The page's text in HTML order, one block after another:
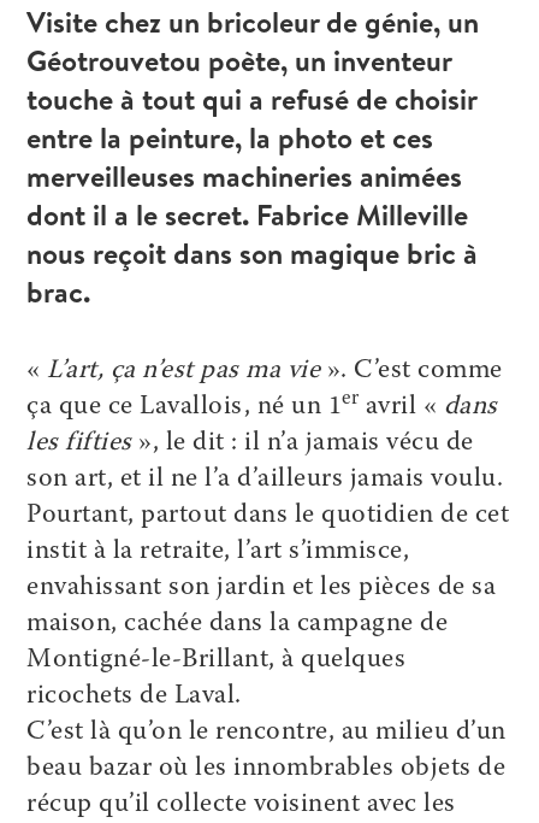
Visite chez un bricoleur de génie, un
Géotrouvetou poète, un inventeur
touche à tout qui a refusé de choisir
entre la peinture, la photo et ces
merveilleuses machineries animées
dont il a le secret. Fabrice Milleville
nous reçoit dans son magique bric à
brac.
« L’art, ça n’est pas ma vie». C’est comme
ça que ce Lavallois, né un 1er avril « dans
les fifties», le dit : il n’a jamais vécu de
son art, et il ne l’a d’ailleurs jamais voulu.
Pourtant, partout dans le quotidien de cet
instit à la retraite, l’art s’immisce,
envahissant son jardin et les pièces de sa
maison, cachée dans la campagne de
Montigné-le-Brillant, à quelques
ricochets de Laval.
C’est là qu’on le rencontre, au milieu d’un
beau bazar où les innombrables objets de
récup qu’il collecte voisinent avec les